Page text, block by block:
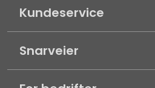
Kundeservice
Snarveier